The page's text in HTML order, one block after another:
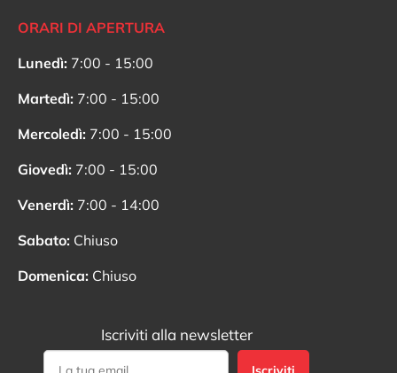
ORARI DI APERTURA
Lunedì: 7:00 - 15:00
Martedì: 7:00 - 15:00
Mercoledì: 7:00 - 15:00
Giovedì: 7:00 - 15:00
Venerdì: 7:00 - 14:00
Sabato: Chiuso
Domenica: Chiuso
Iscriviti alla newsletter